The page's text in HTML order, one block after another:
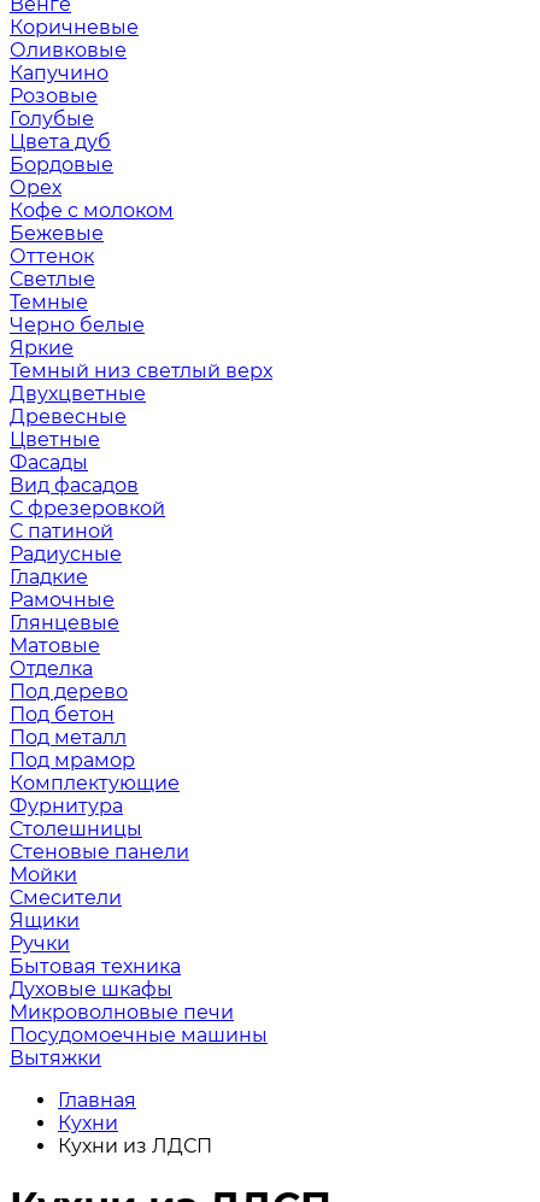
Коричневые
Оливковые
Капучино
Розовые
Голубые
Цвета дуб
Бордовые
Орех
Кофе с молоком
Бежевые
Оттенок
Светлые
Темные
Черно белые
Яркие
Темный низ светлый верх
Двухцветные
Древесные
Цветные
Фасады
Вид фасадов
С фрезеровкой
С патиной
Радиусные
Гладкие
Рамочные
Глянцевые
Матовые
Отделка
Под дерево
Под бетон
Под металл
Под мрамор
Комплектующие
Фурнитура
Столешницы
Стеновые панели
Мойки
Смесители
Ящики
Ручки
Бытовая техника
Духовые шкафы
Микроволновые печи
Посудомоечные машины
Вытяжки
Главная
Кухни
Кухни из ЛДСП